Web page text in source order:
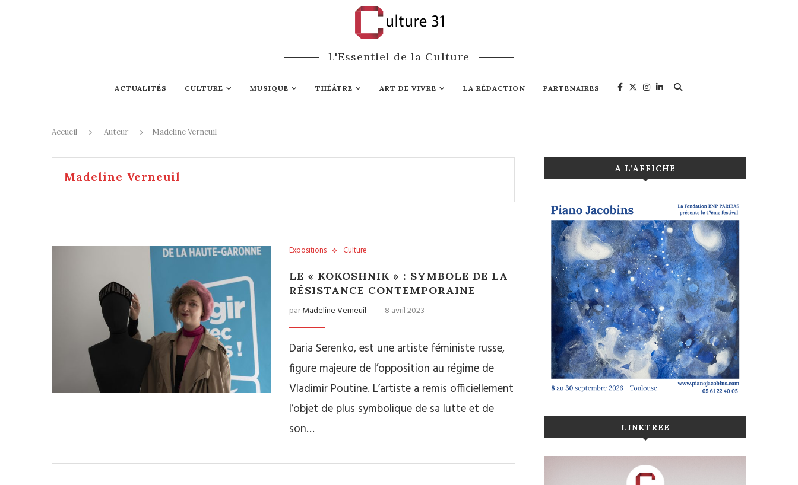
L'Essentiel de la Culture
ACTUALITÉS CULTURE MUSIQUE THÉÂTRE ART DE VIVRE LA RÉDACTION PARTENAIRES
Accueil Auteur Madeline Verneuil
Madeline Verneuil
Expositions Culture
LE « KOKOSHNIK » : SYMBOLE DE LA
RÉSISTANCE CONTEMPORAINE
parMadeline Verneuil 8 avril 2023
Daria Serenko, est une artiste féministe russe,
figure majeure de l’opposition au régime de
Vladimir Poutine. L’artiste a remis officiellement
l’objet de plus symbolique de sa lutte et de
son…
A L’AFFICHE
LINKTREE